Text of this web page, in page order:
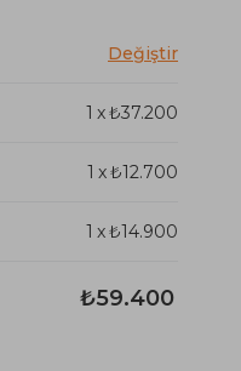
1 x₺37.200
1 x₺12.700
1 x₺14.900
₺59.400